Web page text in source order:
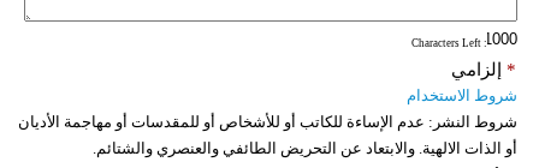
: Characters Left
إلزامي *
شروط الاستخدام
شروط النشر: عدم الإساءة للكاتب أو للأشخاص أو للمقدسات أو مهاجمة الأديان
أو الذات الالهية. والابتعاد عن التحريض الطائفي والعنصري والشتائم.